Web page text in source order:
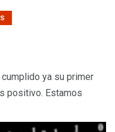
ya su primer
positivo. Estamos